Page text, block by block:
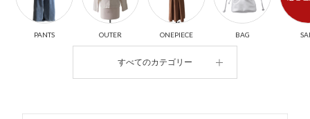
PANTS OUTER ONEPIECE BAG
すべてのカテゴリー